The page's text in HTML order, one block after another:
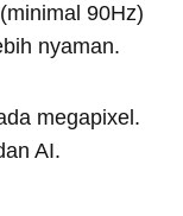
90Hz)
nyaman.
megapixel.
AI.